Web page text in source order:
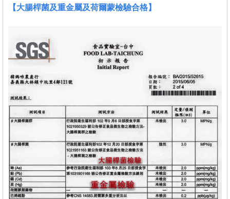
【大腸桿菌及重金屬及荷爾蒙檢驗合格】